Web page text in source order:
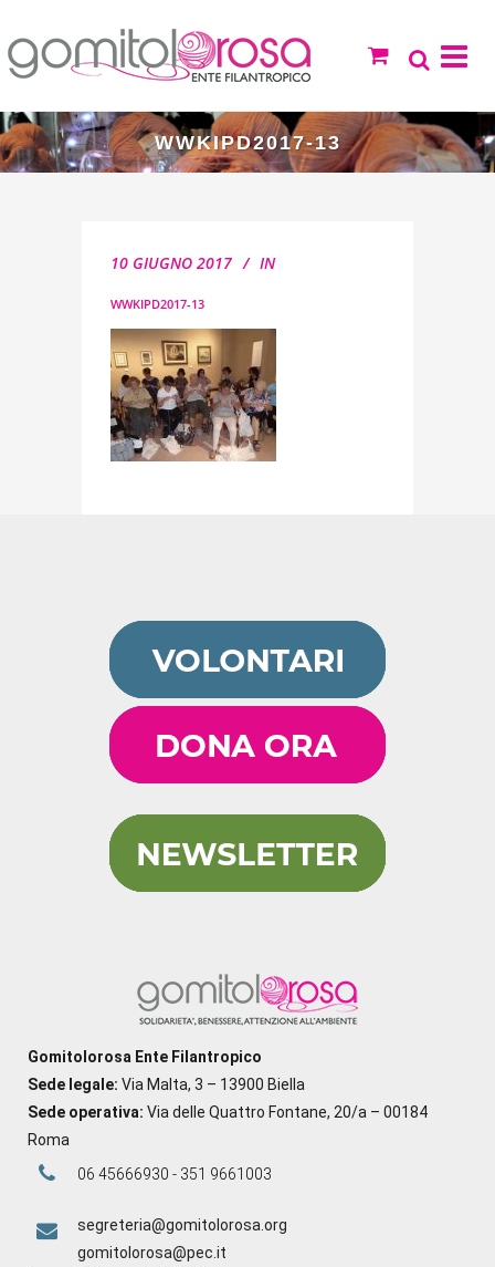
WWKIPD2017-13
10 GIUGNO 2017 IN
WWKIPD2017-13
Gomitolorosa Ente Filantropico
Sede legale: Via Malta, 3 – 13900 Biella
Sede operativa: Via delle Quattro Fontane, 20/a – 00184
Roma
06 45666930 - 351 9661003
segreteria@gomitolorosa.org
gomitolorosa@pec.it